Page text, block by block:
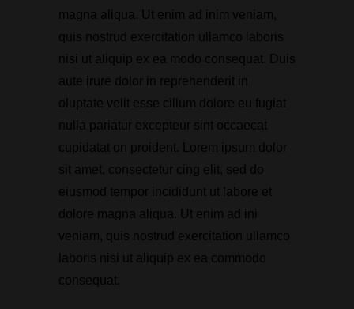
magna aliqua. Ut enim ad inim veniam,
quis nostrud exercitation ullamco laboris
nisi ut aliquip ex ea modo consequat. Duis
aute irure dolor in reprehenderit in
oluptate velit esse cillum dolore eu fugiat
nulla pariatur excepteur sint occaecat
cupidatat on proident. Lorem ipsum dolor
sit amet, consectetur cing elit, sed do
eiusmod tempor incididunt ut labore et
dolore magna aliqua. Ut enim ad ini
veniam, quis nostrud exercitation ullamco
laboris nisi ut aliquip ex ea commodo
consequat.